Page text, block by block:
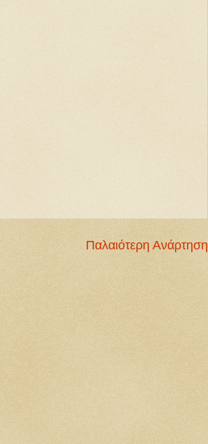
Παλαιότερη Ανάρτηση